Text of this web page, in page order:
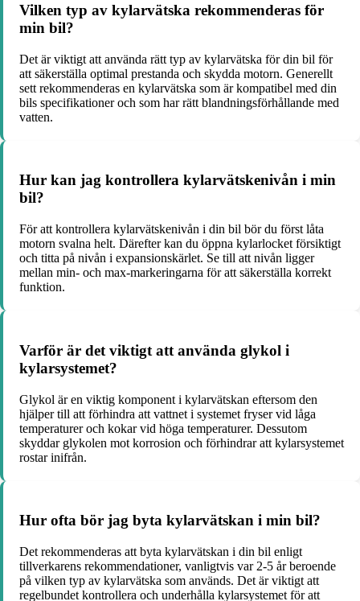
Vilken typ av kylarvätska rekommenderas för
min bil?
Det är viktigt att använda rätt typ av kylarvätska för din bil för
att säkerställa optimal prestanda och skydda motorn. Generellt
sett rekommenderas en kylarvätska som är kompatibel med din
bils specifikationer och som har rätt blandningsförhållande med
vatten.
Hur kan jag kontrollera kylarvätskenivån i min
bil?
För att kontrollera kylarvätskenivån i din bil bör du först låta
motorn svalna helt. Därefter kan du öppna kylarlocket försiktigt
och titta på nivån i expansionskärlet. Se till att nivån ligger
mellan min- och max-markeringarna för att säkerställa korrekt
funktion.
Varför är det viktigt att använda glykol i
kylarsystemet?
Glykol är en viktig komponent i kylarvätskan eftersom den
hjälper till att förhindra att vattnet i systemet fryser vid låga
temperaturer och kokar vid höga temperaturer. Dessutom
skyddar glykolen mot korrosion och förhindrar att kylarsystemet
rostar inifrån.
Hur ofta bör jag byta kylarvätskan i min bil?
Det rekommenderas att byta kylarvätskan i din bil enligt
tillverkarens rekommendationer, vanligtvis var 2-5 år beroende
på vilken typ av kylarvätska som används. Det är viktigt att
regelbundet kontrollera och underhålla kylarsystemet för att